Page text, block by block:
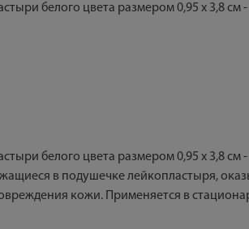
белого цвета размером 0,95 х 3,8 см - 5
белого цвета размером 0,95 х 3,8 см - 5
в подушечке лейкопластыря,
кожи. Применяется в